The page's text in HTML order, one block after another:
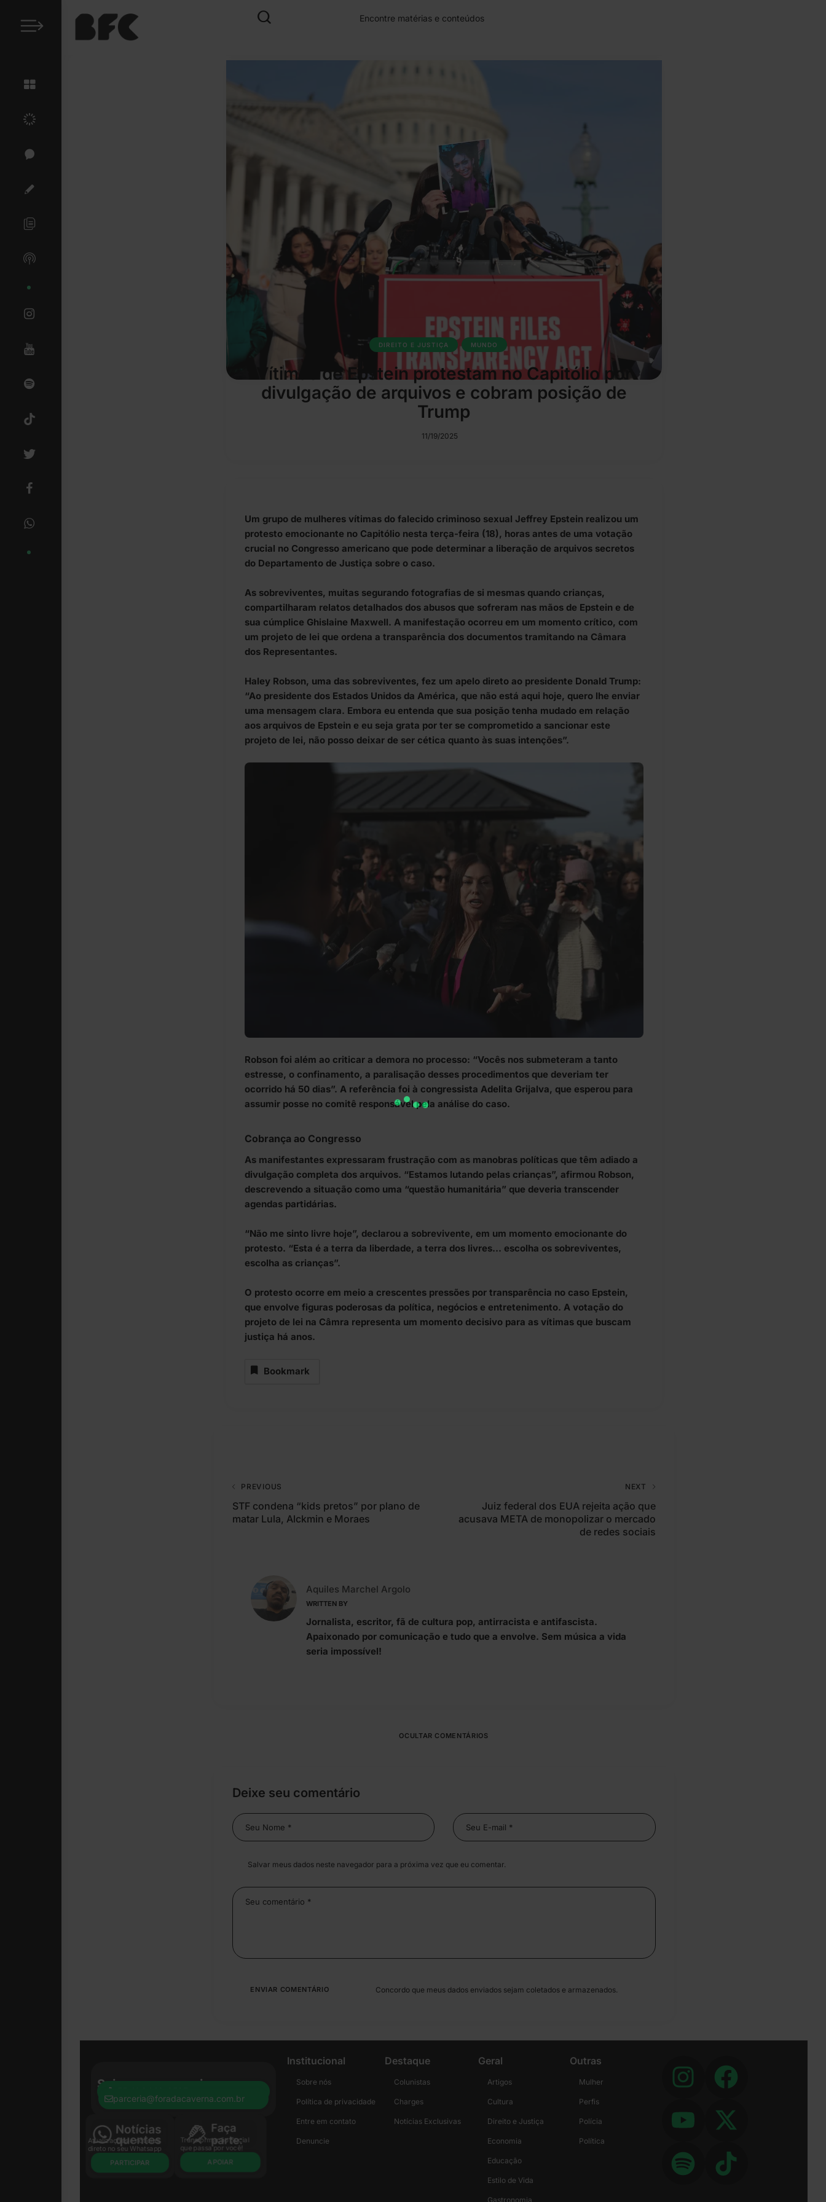
DIREITO E JUSTIÇA MUNDO
Vítimas de Epstein protestam no Capitólio por
divulgação de arquivos e cobram posição de
Trump
11/19/2025
Um grupo de mulheres vítimas do falecido criminoso sexual Jeffrey Epstein realizou um
protesto emocionante no Capitólio nesta terça-feira (18), horas antes de uma votação
crucial no Congresso americano que pode determinar a liberação de arquivos secretos
do Departamento de Justiça sobre o caso.
As sobreviventes, muitas segurando fotografias de si mesmas quando crianças,
compartilharam relatos detalhados dos abusos que sofreram nas mãos de Epstein e de
sua cúmplice Ghislaine Maxwell. A manifestação ocorreu em um momento crítico, com
um projeto de lei que ordena a transparência dos documentos tramitando na Câmara
dos Representantes.
Haley Robson, uma das sobreviventes, fez um apelo direto ao presidente Donald Trump:
“Ao presidente dos Estados Unidos da América, que não está aqui hoje, quero lhe enviar
uma mensagem clara. Embora eu entenda que sua posição tenha mudado em relação
aos arquivos de Epstein e eu seja grata por ter se comprometido a sancionar este
projeto de lei, não posso deixar de ser cética quanto às suas intenções”.
Robson foi além ao criticar a demora no processo: “Vocês nos submeteram a tanto
estresse, o confinamento, a paralisação desses procedimentos que deveriam ter
ocorrido há 50 dias”. A referência foi à congressista Adelita Grijalva, que esperou para
assumir posse no comitê responsável pela análise do caso.
Cobrança ao Congresso
As manifestantes expressaram frustração com as manobras políticas que têm adiado a
divulgação completa dos arquivos. “Estamos lutando pelas crianças”, afirmou Robson,
descrevendo a situação como uma “questão humanitária” que deveria transcender
agendas partidárias.
“Não me sinto livre hoje”, declarou a sobrevivente, em um momento emocionante do
protesto. “Esta é a terra da liberdade, a terra dos livres… escolha os sobreviventes,
escolha as crianças”.
O protesto ocorre em meio a crescentes pressões por transparência no caso Epstein,
que envolve figuras poderosas da política, negócios e entretenimento. A votação do
projeto de lei na Câmra representa um momento decisivo para as vítimas que buscam
justiça há anos.
Bookmark
PREVIOUS
STF condena “kids pretos” por plano de
matar Lula, Alckmin e Moraes
NEXT
Juiz federal dos EUA rejeita ação que
acusava META de monopolizar o mercado
de redes sociais
WRITTEN BY
Aquiles Marchel Argolo
Jornalista, escritor, fã de cultura pop, antirracista e antifascista.
Apaixonado por comunicação e tudo que a envolve. Sem música a vida
seria impossível!
OCULTAR COMENTÁRIOS
Deixe seu comentário
Salvar meus dados neste navegador para a próxima vez que eu comentar.
Concordo que meus dados enviados sejam coletados e armazenados.
Seja nosso parceiro:
parceria@foradacaverna.com.br
Atualizações e notícias
direto no seu Whatsapp
PARTICIPAR
Transformação Social
que passa por você!
APOIAR
Institucional
Sobre nós
Política de privacidade
Entre em contato
Denuncie
Destaque
Colunistas
Charges
Notícias Exclusivas
Geral
Artigos
Cultura
Direito e Justiça
Economia
Educação
Estilo de Vida
Gastronomia
Outras
Mulher
Perfis
Polícia
Política